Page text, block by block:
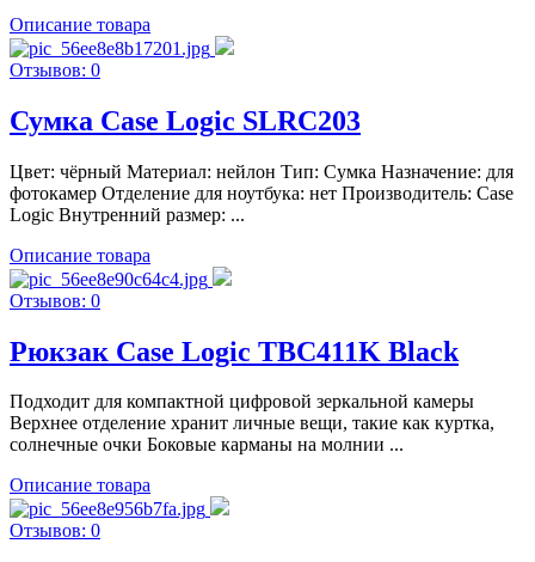
Описание товара
Отзывов: 0
Сумка Case Logic SLRC203
Цвет: чёрный Материал: нейлон Тип: Сумка Назначение: для
фотокамер Отделение для ноутбука: нет Производитель: Case
Logic Внутренний размер: ...
Описание товара
Отзывов: 0
Рюкзак Case Logic TBC411K Black
Подходит для компактной цифровой зеркальной камеры
Верхнее отделение хранит личные вещи, такие как куртка,
солнечные очки Боковые карманы на молнии ...
Описание товара
Отзывов: 0